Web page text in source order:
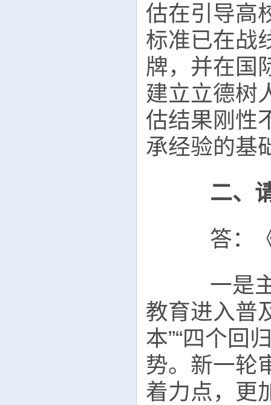
估在引导高
标准已在战
牌，并在国
建立立德树
估结果刚性
承经验的基
二、
答：《
一是主
教育进入普
本”“四个回
势。新一轮
着力点，更